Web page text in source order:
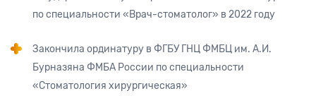
по специальности «Врач-стоматолог» в 2022 году
Закончила ординатуру в ФГБУ ГНЦ ФМБЦ им. А.И.
Бурназяна ФМБА России по специальности
«Стоматология хирургическая»